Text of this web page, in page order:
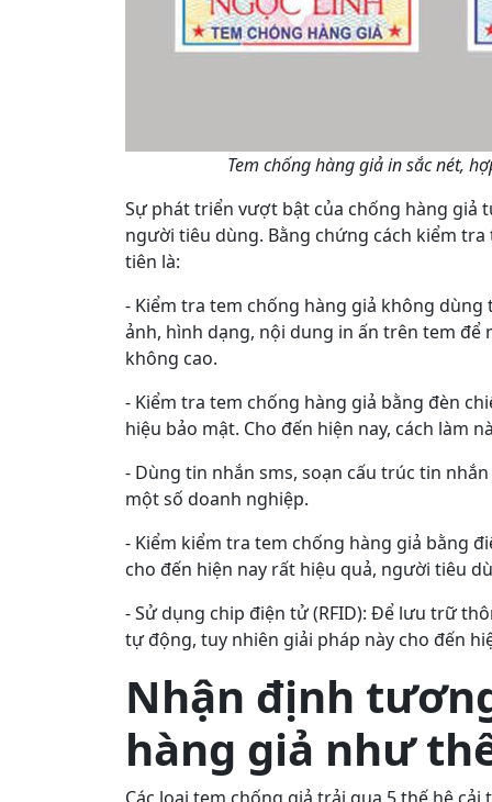
Tem chống hàng giả in sắc nét,
Sự phát triển vượt bật của chống hàng giả
người tiêu dùng. Bằng chứng cách kiểm
tiên là:
- Kiểm tra tem chống hàng giả không
ảnh, hình dạng, nội dung in ấn trên tem để
không cao.
- Kiểm tra tem chống hàng giả bằng đèn
hiệu bảo mật. Cho đến hiện nay, cách làm
- Dùng tin nhắn sms, soạn cấu trúc tin
một số doanh nghiệp.
- Kiểm kiểm tra tem chống hàng giả bằng
cho đến hiện nay rất hiệu quả, người tiêu
- Sử dụng chip điện tử (RFID): Để lưu trữ
tự động, tuy nhiên giải pháp này cho đến
Nhận định
hàng giả như